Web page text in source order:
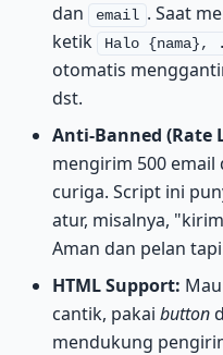
dan email . Saat
ketik
Halo {nama},
otomatis
dst.
Anti-Banned (Rate
mengirim 500 email
curiga. Script ini
atur, misalnya,
Aman dan pelan
HTML Support:
cantik, pakai button
mendukung